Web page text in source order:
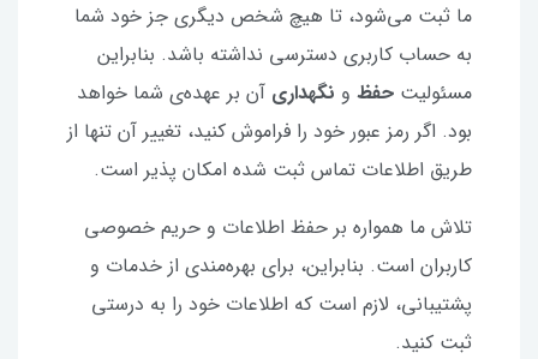
ما ثبت می‌شود، تا هیچ شخص دیگری جز خود شما
به حساب کاربری دسترسی نداشته باشد. بنابراین
مسئولیت حفظ و نگهداری آن بر عهده‌ی شما خواهد
بود. اگر رمز عبور خود را فراموش کنید، تغییر آن تنها از
طریق اطلاعات تماس ثبت شده امکان پذیر است.
تلاش ما همواره بر حفظ اطلاعات و حریم خصوصی
کاربران است. بنابراین، برای بهره‌مندی از خدمات و
پشتیبانی، لازم است که اطلاعات خود را به درستی
ثبت کنید.